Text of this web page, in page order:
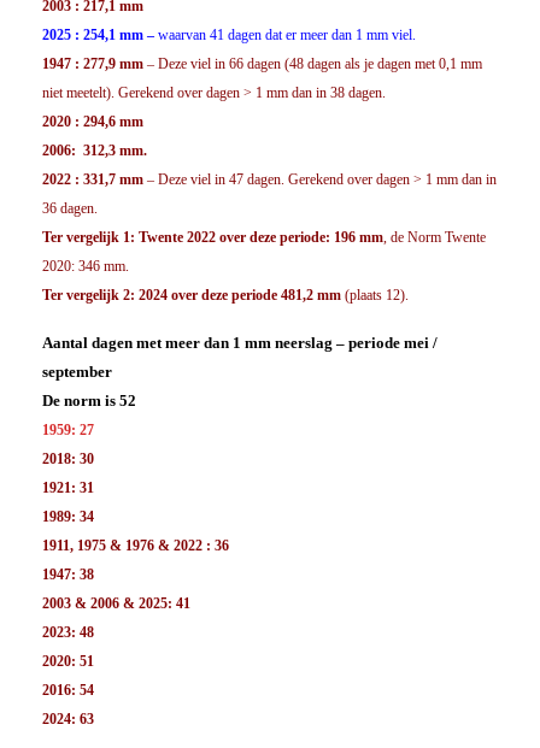
2003 : 217,1 mm
2025 : 254,1 mm – waarvan 41 dagen dat er meer dan 1 mm viel.
1947 : 277,9 mm – Deze viel in 66 dagen (48 dagen als je dagen met 0,1 mm
niet meetelt). Gerekend over dagen > 1 mm dan in 38 dagen.
2020 : 294,6 mm
2006: 312,3 mm.
2022 : 331,7 mm – Deze viel in 47 dagen. Gerekend over dagen > 1 mm dan in
36 dagen.
Ter vergelijk 1: Twente 2022 over deze periode: 196 mm , de Norm Twente
2020: 346 mm.
Ter vergelijk 2: 2024 over deze periode 481,2 mm (plaats 12).
Aantal dagen met meer dan 1 mm neerslag – periode mei /
september
De norm is 52
1959: 27
2018: 30
1921: 31
1989: 34
1911, 1975 & 1976 & 2022 : 36
1947: 38
2003 & 2006 & 2025: 41
2023: 48
2020: 51
2016: 54
2024: 63